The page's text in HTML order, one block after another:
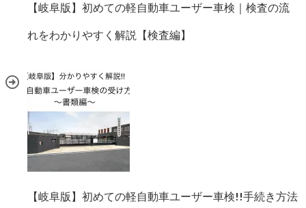
【岐阜版】初めての軽自動車ユーザー車検｜検査の流
れをわかりやすく解説【検査編】
【岐阜版】初めての軽自動車ユーザー車検!!手続き方法